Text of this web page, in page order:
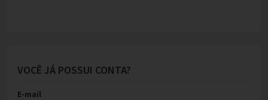
VOCÊ JÁ POSSUI CONTA?
E-mail